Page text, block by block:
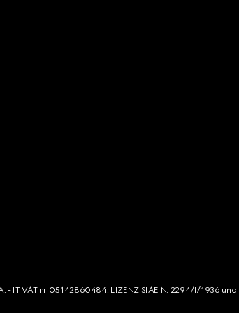
IT VAT nr 05142860484. LIZENZ SIAE N. 2294/I/1936